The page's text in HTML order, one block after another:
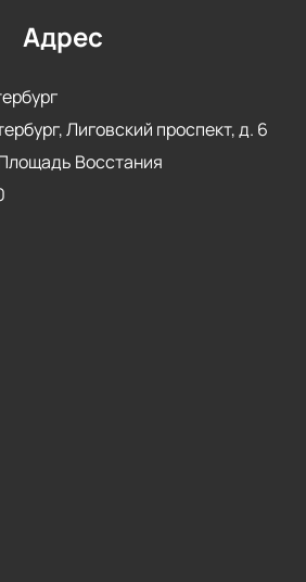
Адрес
Лиговский проспект, д. 6
Восстания